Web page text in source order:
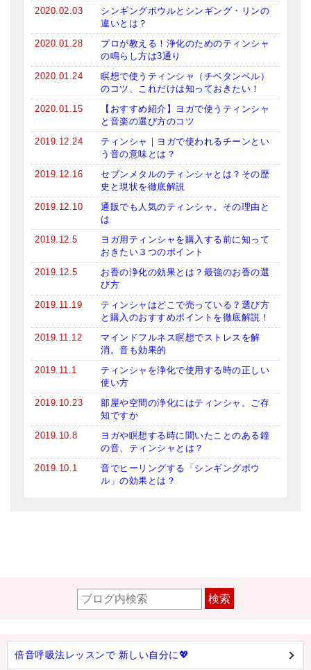
2020.02.03
シンギングボウルとシンギング・リンの
違いとは？
2020.01.28
プロが教える！浄化のためのティンシャ
の鳴らし方は3通り
2020.01.24
瞑想で使うティンシャ（チベタンベル）
のコツ、これだけは知っておきたい！
2020.01.15
【おすすめ紹介】ヨガで使うティンシャ
と音楽の選び方のコツ
2019.12.24
ティンシャ｜ヨガで使われるチーンとい
う音の意味とは？
2019.12.16
セブンメタルのティンシャとは？その歴
史と現状を徹底解説
2019.12.10
通販でも人気のティンシャ。その理由と
は
2019.12.5
ヨガ用ティンシャを購入する前に知って
おきたい３つのポイント
2019.12.5
お香の浄化の効果とは？最強のお香の選
び方
2019.11.19
ティンシャはどこで売っている？選び方
と購入のおすすめポイントを徹底解説！
2019.11.12
マインドフルネス瞑想でストレスを解
消。音も効果的
2019.11.1
ティンシャを浄化で使用する時の正しい
使い方
2019.10.23
部屋や空間の浄化にはティンシャ。ご存
知ですか
2019.10.8
ヨガや瞑想する時に聞いたことのある鐘
の音、ティンシャとは？
2019.10.1
音でヒーリングする「シンギングボウ
ル」の効果とは？
検索
倍音呼吸法レッスンで 新しい自分に💖